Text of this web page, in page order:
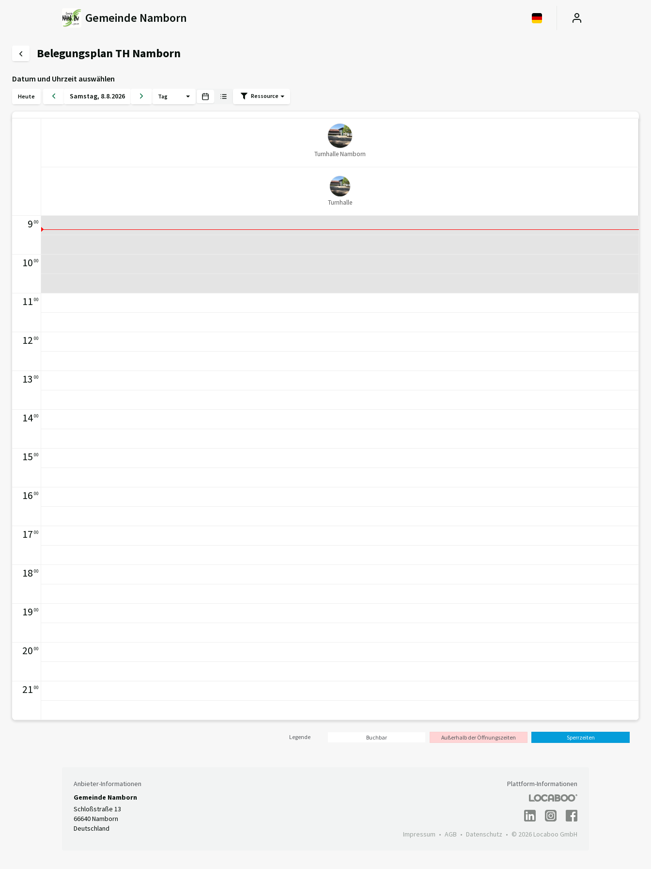
Gemeinde Namborn
Belegungsplan TH Namborn
Datum und Uhrzeit auswählen
Heute Samstag, 8.8.2026 Tag Ressource
Turnhalle Namborn
Turnhalle
9 00
10 00
11 00
12 00
13 00
1400
15 00
16 00
17 00
18 00
19 00
20 00
21 00
Legende Buchbar Außerhalb der Öffnungszeiten Sperrzeiten
Anbieter-Informationen
Gemeinde Namborn
Schloßstraße 13
66640 Namborn
Deutschland
Plattform-Informationen
Impressum AGB Datenschutz © 2026 Locaboo GmbH